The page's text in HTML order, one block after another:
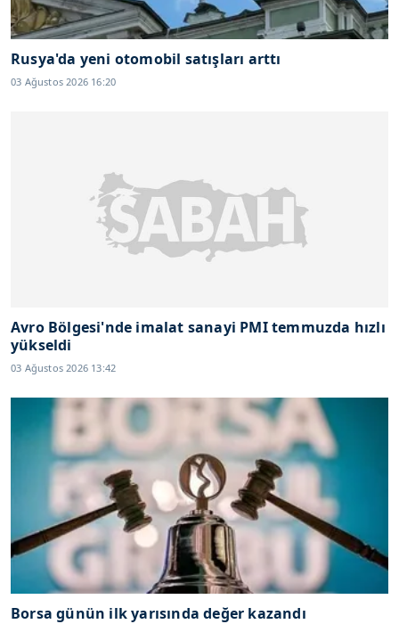
Rusya'da yeni otomobil satışları arttı
03 Ağustos 2026 16:20
Avro Bölgesi'nde imalat sanayi PMI temmuzda hızlı
yükseldi
03 Ağustos 2026 13:42
Borsa günün ilk yarısında değer kazandı